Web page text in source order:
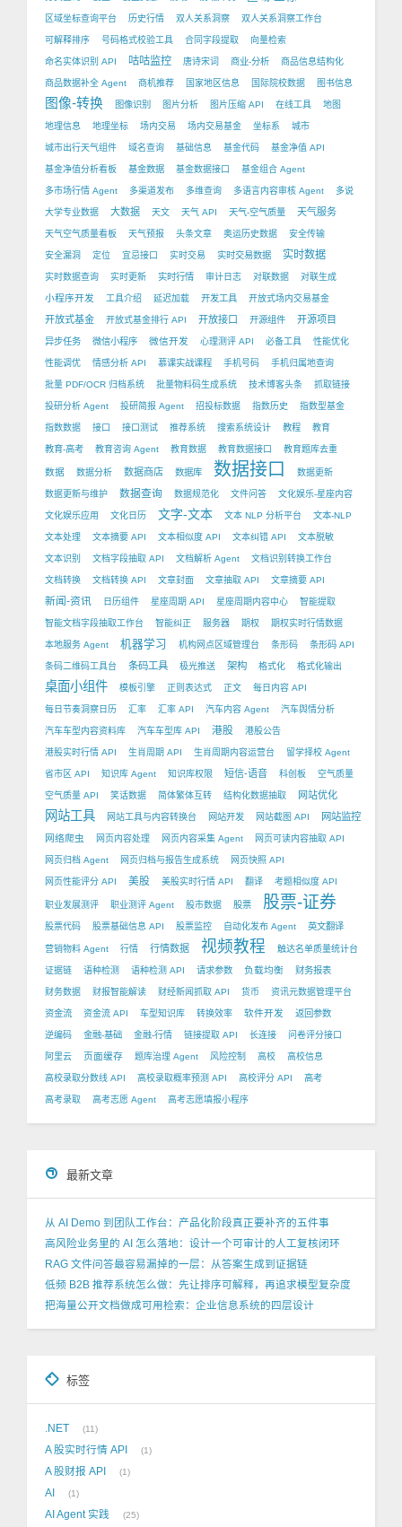
区域坐标查询平台 历史行情 双人关系洞察 双人关系洞察工作台
可解释排序 号码格式校验工具 合同字段提取 向量检索
命名实体识别 API 咕咕监控 唐诗宋词 商业-分析 商品信息结构化
商品数据补全 Agent 商机推荐 国家地区信息 国际院校数据 图书信息
图像-转换 图像识别 图片分析 图片压缩 API 在线工具 地图
地理信息 地理坐标 场内交易 场内交易基金 坐标系 城市
城市出行天气组件 域名查询 基础信息 基金代码 基金净值 API
基金净值分析看板 基金数据 基金数据接口 基金组合 Agent
多市场行情 Agent 多渠道发布 多维查询 多语言内容审核 Agent 多说
大学专业数据 大数据 天文 天气 API 天气-空气质量 天气服务
天气空气质量看板 天气预报 头条文章 奥运历史数据 安全传输
安全漏洞 定位 宜忌接口 实时交易 实时交易数据 实时数据
实时数据查询 实时更新 实时行情 审计日志 对联数据 对联生成
小程序开发 工具介绍 延迟加载 开发工具 开放式场内交易基金
开放式基金 开放式基金排行 API 开放接口 开源组件 开源项目
异步任务 微信小程序 微信开发 心理测评 API 必备工具 性能优化
性能调优 情感分析 API 慕课实战课程 手机号码 手机归属地查询
批量 PDF/OCR 归档系统 批量物料码生成系统 技术博客头条 抓取链接
投研分析 Agent 投研简报 Agent 招投标数据 指数历史 指数型基金
指数数据 接口 接口测试 推荐系统 搜索系统设计 教程 教育
教育-高考 教育咨询 Agent 教育数据 教育数据接口 教育题库去重
数据 数据分析 数据商店 数据库 数据接口 数据更新
数据更新与维护 数据查询 数据规范化 文件问答 文化娱乐-星座内容
文化娱乐应用 文化日历 文字-文本 文本 NLP 分析平台 文本-NLP
文本处理 文本摘要 API 文本相似度 API 文本纠错 API 文本脱敏
文本识别 文档字段抽取 API 文档解析 Agent 文档识别转换工作台
文档转换 文档转换 API 文章封面 文章抽取 API 文章摘要 API
新闻-资讯 日历组件 星座周期 API 星座周期内容中心 智能提取
智能文档字段抽取工作台 智能纠正 服务器 期权 期权实时行情数据
本地服务 Agent 机器学习 机构网点区域管理台 条形码 条形码 API
条码二维码工具台 条码工具 极光推送 架构 格式化 格式化输出
桌面小组件 模板引擎 正则表达式 正文 每日内容 API
每日节奏洞察日历 汇率 汇率 API 汽车内容 Agent 汽车舆情分析
汽车车型内容资料库 汽车车型库 API 港股 港股公告
港股实时行情 API 生肖周期 API 生肖周期内容运营台 留学择校 Agent
省市区 API 知识库 Agent 知识库权限 短信-语音 科创板 空气质量
空气质量 API 笑话数据 简体繁体互转 结构化数据抽取 网站优化
网站工具 网站工具与内容转换台 网站开发 网站截图 API
网站监控
网络爬虫
网页内容处理 网页内容采集 Agent 网页可读内容抽取 API
网页归档 Agent 网页归档与报告生成系统 网页快照 API
网页性能评分 API 美股 美股实时行情 API 翻译 考题相似度 API
职业发展测评 职业测评 Agent 股市数据 股票 股票-证券
股票代码 股票基础信息 API 股票监控 自动化发布 Agent 英文翻译
营销物料 Agent 行情 行情数据 视频教程 触达名单质量统计台
证据链 语种检测 语种检测 API 请求参数 负载均衡 财务报表
财务数据 财报智能解读 财经新闻抓取 API 货币 资讯元数据管理平台
资金流 资金流 API 车型知识库 转换效率 软件开发 返回参数
逆编码 金融-基础 金融-行情 链接提取 API 长连接 问卷评分接口
阿里云 页面缓存 题库治理 Agent 风险控制 高校 高校信息
高校录取分数线 API 高校录取概率预测 API 高校评分 API 高考
高考录取 高考志愿 Agent 高考志愿填报小程序
最新文章
从 AI Demo 到团队工作台：产品化阶段真正要补齐的五件事
高风险业务里的 AI 怎么落地：设计一个可审计的人工复核闭环
RAG 文件问答最容易漏掉的一层：从答案生成到证据链
低频 B2B 推荐系统怎么做：先让排序可解释，再追求模型复杂度
把海量公开文档做成可用检索：企业信息系统的四层设计
标签
.NET 11
A 股实时行情 API 1
A 股财报 API 1
AI 1
AI Agent 实践 25